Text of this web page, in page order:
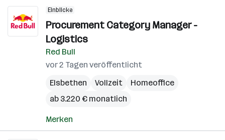
Einblicke
Procurement Category Manager -
Logistics
Red Bull
vor 2 Tagen veröffentlicht
Elsbethen
Vollzeit
Homeoffice
ab 3.220 € monatlich
Merken